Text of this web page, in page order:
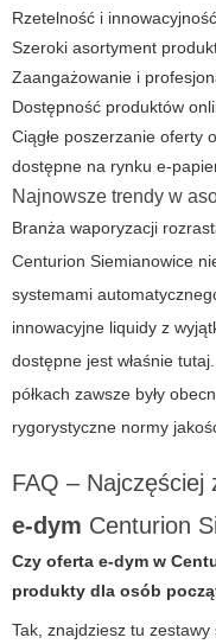
Rzetelność i
Szeroki asortyment
Zaangażowanie i
Dostępność produktów
Ciągłe poszerzanie oferty
dostępne na rynku e-
Najnowsze trendy w
Branża waporyzacji
Centurion Siemianowice
systemami
innowacyjne liquidy z
dostępne jest właśnie
półkach zawsze były
rygorystyczne normy
FAQ – Najczęściej
e-dym Centurion
Czy oferta e-dym w
produkty dla osób
Tak, znajdziesz tu